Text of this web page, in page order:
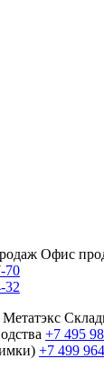
Офис
70
32
+7 495
+7 499